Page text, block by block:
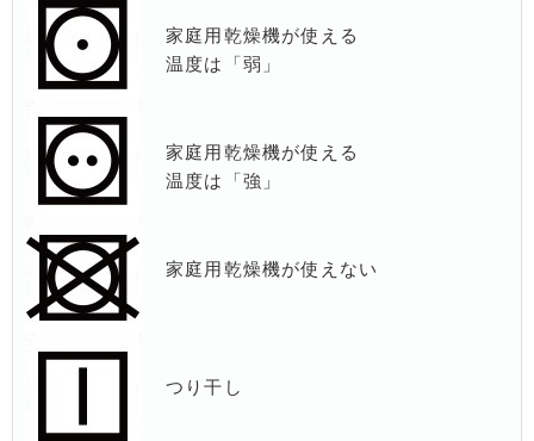
家庭用乾燥機が使える
温度は「弱」
家庭用乾燥機が使える
温度は「強」
家庭用乾燥機が使えない
つり干し